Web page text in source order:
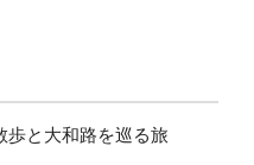
歩と大和路を巡る旅